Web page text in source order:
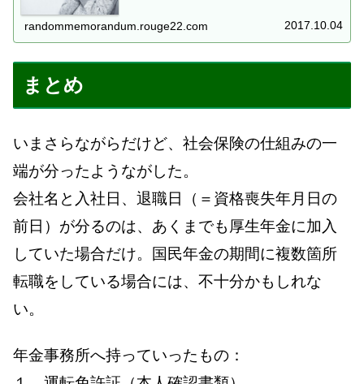
申請する。登録時に年...
randommemorandum.rouge22.com 2017.10.04
まとめ
いまさらながらだけど、社会保険の仕組みの一
端が分ったようながした。
会社名と入社日、退職日（＝資格喪失年月日の
前日）が分るのは、あくまでも厚生年金に加入
していた場合だけ。国民年金の期間に複数箇所
転職をしている場合には、不十分かもしれな
い。
年金事務所へ持っていったもの：